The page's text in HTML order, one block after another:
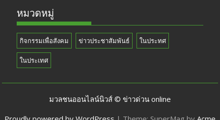
หมวดหมู่
กิจกรรมเพื่อสังคม ข่าวประชาสัมพันธ์ ในประทศ
ในประเทศ
มวลชนออนไลน์นิวส์ © ข่าวด่วน online